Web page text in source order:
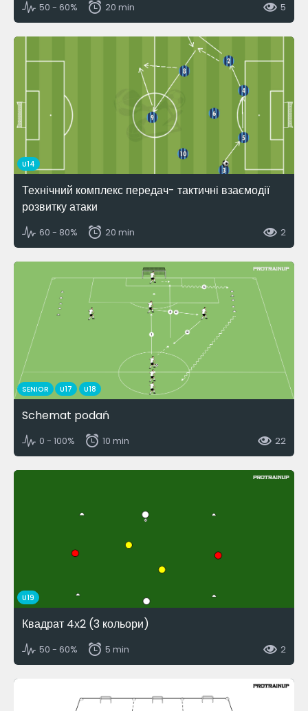
50 - 60% 20 min 5
U14
Технічний комплекс передач- тактичні взаємодії
розвитку атаки
60 - 80% 20 min 2
SENIOR U17 U18
Schemat podań
0 - 100% 10 min 22
U19
Квадрат 4х2 (3 кольори)
50 - 60% 5 min 2